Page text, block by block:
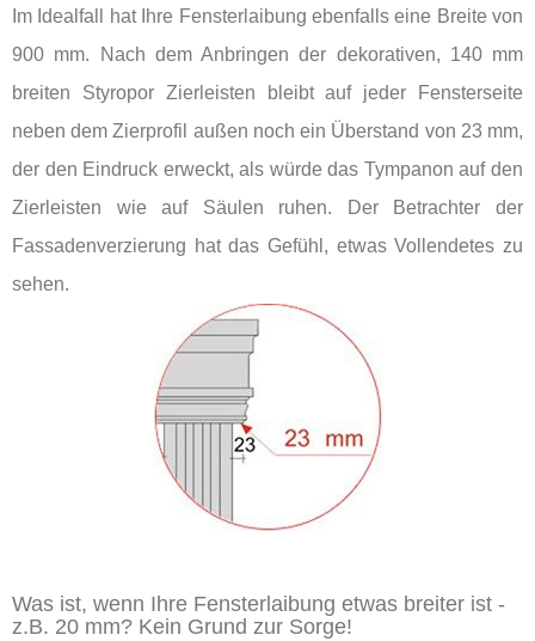
Im Idealfall hat Ihre Fensterlaibung ebenfalls eine Breite von
900 mm. Nach dem Anbringen der dekorativen, 140 mm
breiten Styropor Zierleisten bleibt auf jeder Fensterseite
neben dem Zierprofil außen noch ein Überstand von 23 mm,
der den Eindruck erweckt, als würde das Tympanon auf den
Zierleisten wie auf Säulen ruhen. Der Betrachter der
Fassadenverzierung hat das Gefühl, etwas Vollendetes zu
sehen.
Was ist, wenn Ihre Fensterlaibung etwas breiter ist -
z.B. 20 mm? Kein Grund zur Sorge!